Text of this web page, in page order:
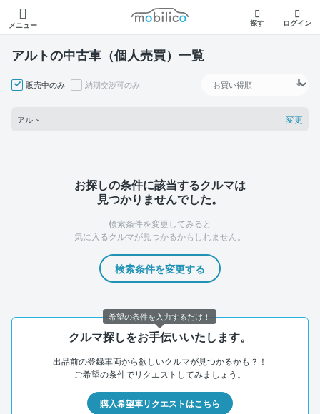
メニュー
モビリコ
探す ログイン
アルトの中古車（個人売買）一覧
販売中のみ 納期交渉可のみ
アルト 変更
お探しの条件に該当するクルマは
見つかりませんでした。
検索条件を変更してみると
気に入るクルマが見つかるかもしれません。
検索条件を変更する
クルマ探しをお手伝いいたします。
出品前の登録車両から欲しいクルマが見つかるかも？！
ご希望の条件でリクエストしてみましょう。
購入希望車リクエストはこちら
希望の条件を入力するだけ！